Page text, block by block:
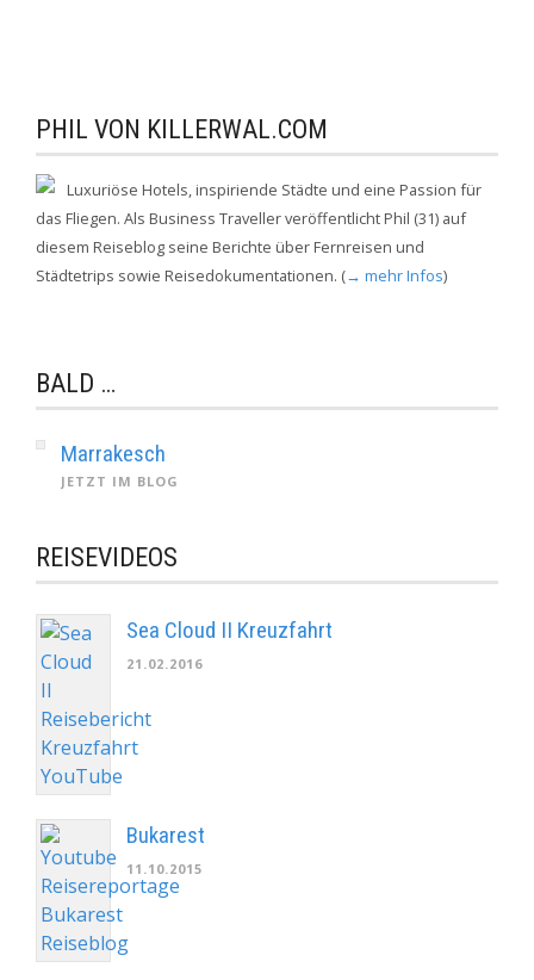
PHIL VON KILLERWAL.COM
Luxuriöse Hotels, inspiriende Städte und eine Passion für
das Fliegen. Als Business Traveller veröffentlicht Phil (31) auf
diesem Reiseblog seine Berichte über Fernreisen und
Städtetrips sowie Reisedokumentationen. (→ mehr Infos)
BALD …
Marrakesch
JETZT IM BLOG
REISEVIDEOS
Sea Cloud II Kreuzfahrt
21.02.2016
Bukarest
11.10.2015